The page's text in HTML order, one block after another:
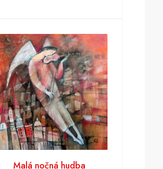
Malá nočná hudba